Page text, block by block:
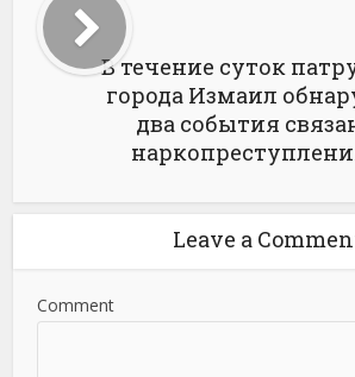
В течение суток
города Измаил
два события
Leave a
Comment